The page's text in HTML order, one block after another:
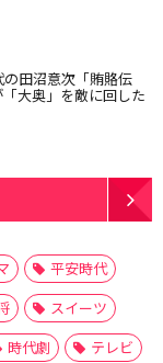
田沼意次「賄賂伝
大奥」を敵に回した
平安時代
スイーツ
時代劇
テレビ